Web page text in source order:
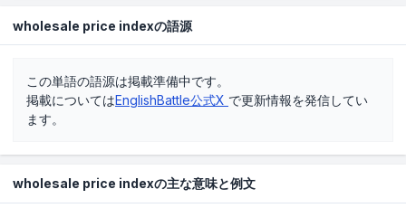
wholesale price indexの語源
この単語の語源は掲載準備中です。
掲載についてはEnglishBattle公式X で更新情報を発信してい
ます。
wholesale price indexの主な意味と例文